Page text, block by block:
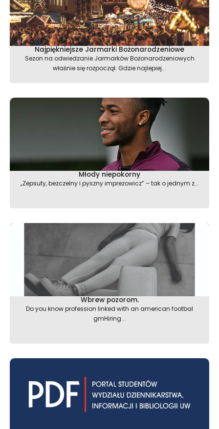
Najpiękniejsze Jarmarki Bożonarodzeniowe
Sezon na odwiedzanie Jarmarków Bożonarodzeniowych
właśnie się rozpoczął. Gdzie najlepiej...
Młody niepokorny
„Zepsuty, bezczelny i pyszny imprezowicz” – tak o jednym z...
Wbrew pozorom.
Do you know profession linked with an american footbal
gmHiring...